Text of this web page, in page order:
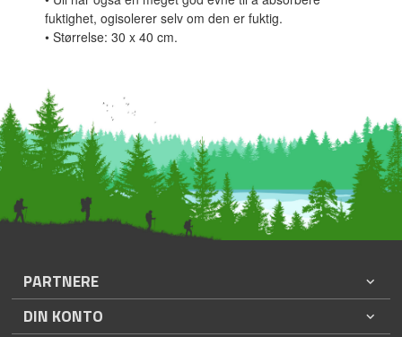
fuktighet, ogisolerer selv om den er fuktig.
• Størrelse: 30 x 40 cm.
PARTNERE
DIN KONTO